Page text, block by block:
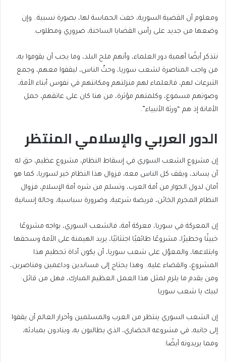
ومعلوم أن القضية السورية، خفت الحماسة لها، بصورة نسبية.. وإن
وضعها من جديد على رأس القضايا الساخنة، ضروري ومطلوب.
نتذكر أيضًا أهمية دور العلماء، وأنهم ملح البلد، وما يجب أن يقوموا به،
من واجب المناصرة لشعب سوريا، وحثّ الناس، ليقفوا معهم، وجمع
التبرعات لهم، فالعلماء لهم منزلتهم ومكانتهم في نفوس أبناء الأمة،
وصوتهم مسموع، وكلمتهم مؤثرة، من هنا كان على عاتقهم، حمل
الأمانة إذ هم “ورثة الأنبياء”.
الدور العربي والإسلامي المنتظر
إن مشروع الشعب السوري في إسقاط النظام، مشروع عظيم، حق له
أن يساند، ويقف كل الناس معه، فزوال هذا النظام خير لسوريا، كما هو
أمان لدول الجوار من أمة العرب، وتسلم من شره أمة الإسلام، فزوال
النظام المجرم الخائن، فريضة شرعية، وضرورة سياسية، وحالة إنسانية.
إن المعركة في سوريا، معركة أمة، فالشعب السوري، يواجه مشروعًا
خبيثًا وخطيرًا، مشروعًا طائفيًا اجتثاثيًا، يريد الهيمنة على الأمة وسحقها
وابتلاعها، والمعوّل على شعب سوريا، أن يكون أداة تحطيم هذا
المشروع، والقضاء عليه.. وهذا يحتاج إلى مساندين وداعمين ومناصرين،
ومن يقدم ما يلزم لمثل هذا العمل العظيم المبارك، فهل من قائل:
لبيك يا شعب سوريا.
إن الشعب السوري ينتظر من العرب والمسلمين وأحرار العالم أن يقفوا
إلى جانبه، في مشروعه الحضاري، الذي يطالبون به، وينادون بمبادئه،
ومما يريدونه أيضًا: